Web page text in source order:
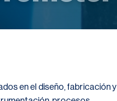
en el diseño, fabricación y